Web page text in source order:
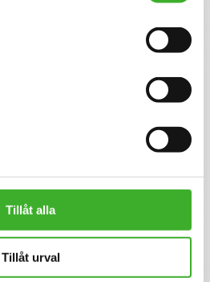
Tillåt alla
Tillåt urval
personal och tillsammans med
partner som ger dig trygghet och
konsultchef som stöttar dig i din